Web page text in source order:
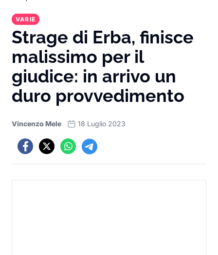
VARIE
Strage di Erba, finisce
malissimo per il
giudice: in arrivo un
duro provvedimento
Vincenzo Mele 18 Luglio 2023